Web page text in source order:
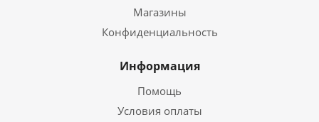
Магазины
Конфиденциальность
Информация
Помощь
Условия оплаты